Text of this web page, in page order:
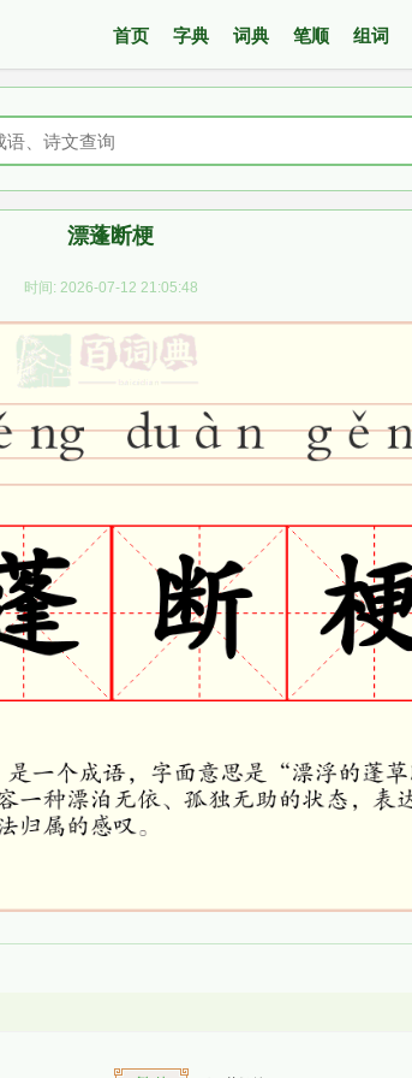
首页 字典 词典 笔顺 组词
漂蓬断梗
时间: 2026-07-12 21:05:48